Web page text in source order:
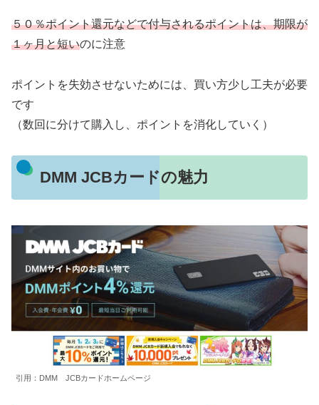
５０％ポイント還元などで付与されるポイントは、期限が
１ヶ月と短いのに注意
ポイントを失効させないためには、買い方少し工夫が必要
です
（数回に分けて購入し、ポイントを消化していく）
DMM JCBカードの魅力
引用：DMM JCBカードホームページ